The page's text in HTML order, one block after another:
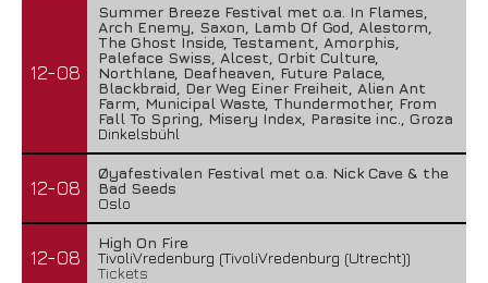
12-08
Summer Breeze Festival met o.a. In Flames,
Arch Enemy, Saxon, Lamb Of God, Alestorm,
The Ghost Inside, Testament, Amorphis,
Paleface Swiss, Alcest, Orbit Culture,
Northlane, Deafheaven, Future Palace,
Blackbraid, Der Weg Einer Freiheit, Alien Ant
Farm, Municipal Waste, Thundermother, From
Fall To Spring, Misery Index, Parasite inc., Groza
Dinkelsbühl
12-08
Øyafestivalen Festival met o.a. Nick Cave & the
Bad Seeds
Oslo
12-08
High On Fire
TivoliVredenburg (TivoliVredenburg (Utrecht))
Tickets